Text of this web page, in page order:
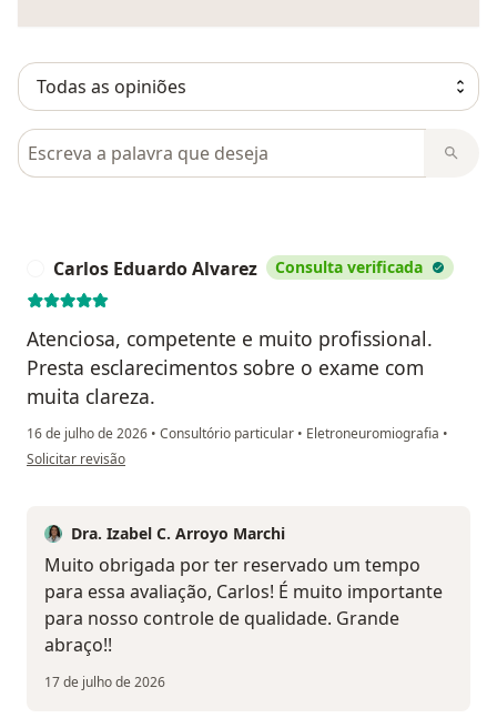
Pesquisar em opiniões
Carlos Eduardo Alvarez Consulta verificada
Atenciosa, competente e muito profissional.
Presta esclarecimentos sobre o exame com
muita clareza.
16 de julho de 2026 • Consultório particular • Eletroneuromiografia •
na opinião do utilizador Carlos Eduardo Alvarez
Solicitar revisão
Dra. Izabel C. Arroyo Marchi
Muito obrigada por ter reservado um tempo
para essa avaliação, Carlos! É muito importante
para nosso controle de qualidade. Grande
abraço!!
17 de julho de 2026